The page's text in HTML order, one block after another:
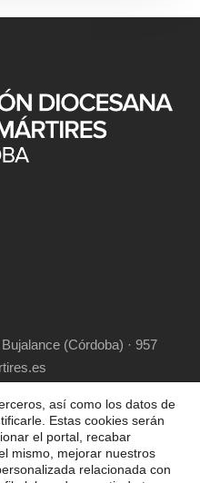
(Córdoba) · 957
así como los datos de
Estas cookies serán
el portal, recabar
mismo, mejorar nuestros
relacionada con